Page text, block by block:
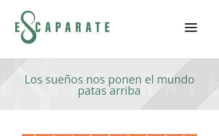
a
Los sueños nos ponen el mundo
patas arriba